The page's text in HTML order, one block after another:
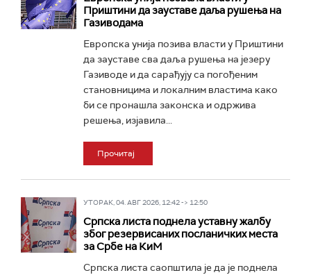
Приштини да зауставе даља рушења на
Газиводама
Европска унија позива власти у Приштини
да зауставе сва даља рушења на језеру
Газиводе и да сарађују са погођеним
становницима и локалним властима како
би се пронашла законска и одржива
решења, изјавила...
Прочитај
УТОРАК, 04. АВГ 2026, 12:42 -> 12:50
Српска листа поднела уставну жалбу
због резервисаних посланичких места
за Србе на КиМ
Српска листа саопштила је да је поднела